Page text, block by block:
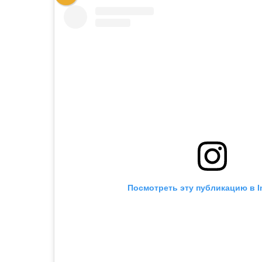
Посмотреть эту публикацию в